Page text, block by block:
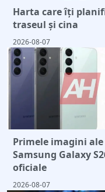
Harta care îți
traseul și cina
2026-08-07
Primele imagini ale
Samsung Galaxy
oficiale
2026-08-07